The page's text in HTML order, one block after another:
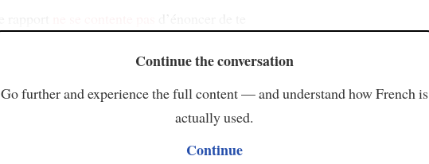
Continue the conversation
Go further and experience the full content — and understand how French is
actually used.
Continue